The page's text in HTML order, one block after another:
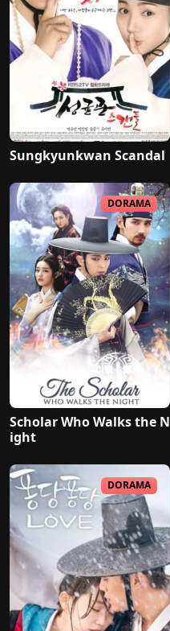
Sungkyunkwan Scandal
DORAMA
Scholar Who Walks the N
ight
DORAMA